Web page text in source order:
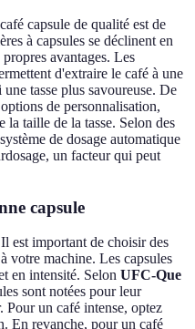
capsule de qualité est de
à capsules se déclinent en
avantages. Les
d'extraire le café à une
tasse plus savoureuse. De
de personnalisation,
la taille de la tasse. Selon des
de dosage automatique
un facteur qui peut
capsule
est important de choisir des
votre machine. Les capsules
en intensité. Selon UFC-Que
sont notées pour leur
Pour un café intense, optez
En revanche, pour un café